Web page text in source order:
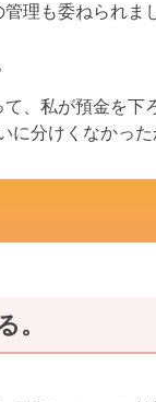
管理も委ねられ
、私が預金を下
分けくなかった
。